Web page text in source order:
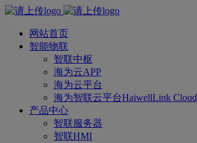
网站首页
智能物联
智联中枢
海为云APP
海为云平台
海为智联云平台HaiwellLink Cloud
产品中心
智联服务器
智联HMI